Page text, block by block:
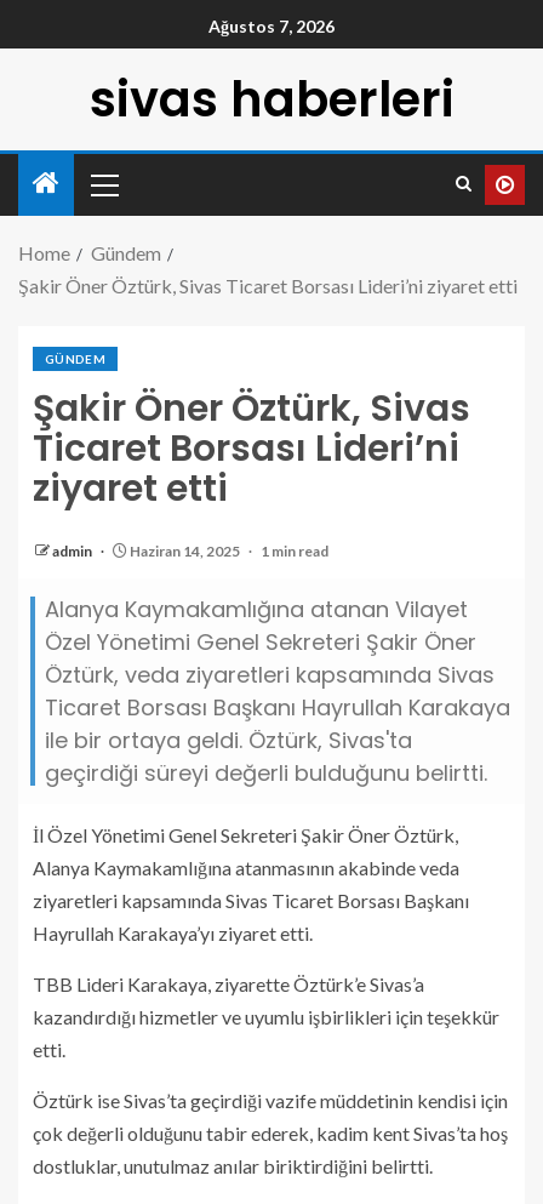
Ağustos 7, 2026
sivas haberleri
Home
Gündem
Şakir Öner Öztürk, Sivas Ticaret Borsası Lideri’ni ziyaret etti
GÜNDEM
Şakir Öner Öztürk, Sivas
Ticaret Borsası Lideri’ni
ziyaret etti
admin Haziran 14, 2025 1 min read
Alanya Kaymakamlığına atanan Vilayet
Özel Yönetimi Genel Sekreteri Şakir Öner
Öztürk, veda ziyaretleri kapsamında Sivas
Ticaret Borsası Başkanı Hayrullah Karakaya
ile bir ortaya geldi. Öztürk, Sivas'ta
geçirdiği süreyi değerli bulduğunu belirtti.
İl Özel Yönetimi Genel Sekreteri Şakir Öner Öztürk,
Alanya Kaymakamlığına atanmasının akabinde veda
ziyaretleri kapsamında Sivas Ticaret Borsası Başkanı
Hayrullah Karakaya’yı ziyaret etti.
TBB Lideri Karakaya, ziyarette Öztürk’e Sivas’a
kazandırdığı hizmetler ve uyumlu işbirlikleri için teşekkür
etti.
Öztürk ise Sivas’ta geçirdiği vazife müddetinin kendisi için
çok değerli olduğunu tabir ederek, kadim kent Sivas’ta hoş
dostluklar, unutulmaz anılar biriktirdiğini belirtti.